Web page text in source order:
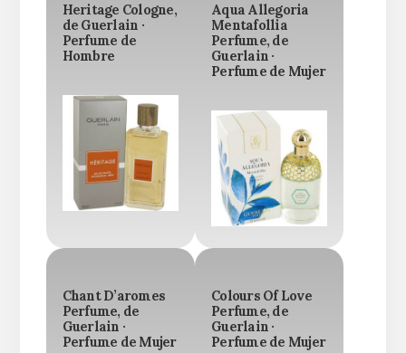
Heritage Cologne,
de Guerlain ·
Perfume de
Hombre
Aqua Allegoria
Mentafollia
Perfume, de
Guerlain ·
Perfume de Mujer
Chant D’aromes
Perfume, de
Guerlain ·
Perfume de Mujer
Colours Of Love
Perfume, de
Guerlain ·
Perfume de Mujer